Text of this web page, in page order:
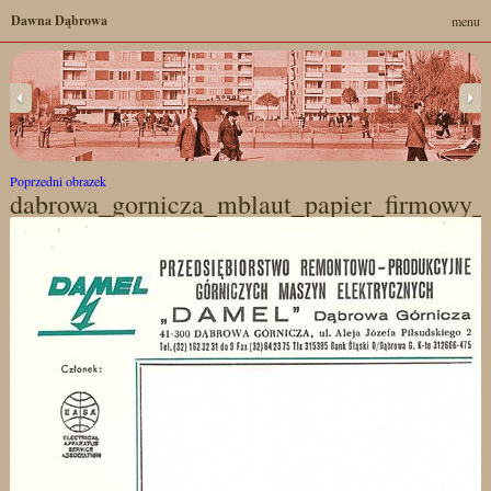
Poprzedni obrazek
Dawna Dąbrowa menu